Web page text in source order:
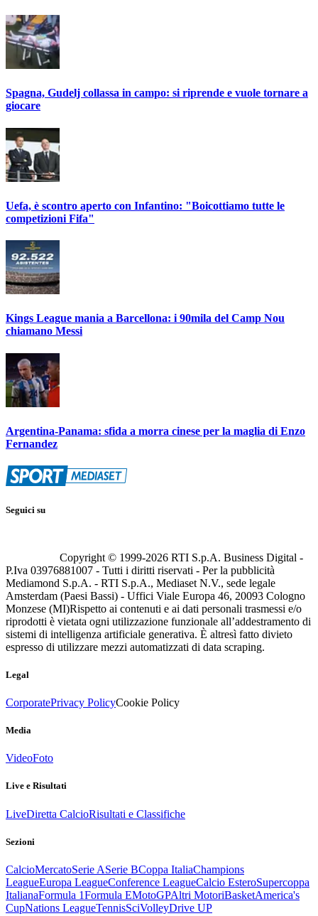
Spagna, Gudelj collassa in campo: si riprende e vuole tornare a
giocare
Uefa, è scontro aperto con Infantino: "Boicottiamo tutte le
competizioni Fifa"
Kings League mania a Barcellona: i 90mila del Camp Nou
chiamano Messi
Argentina-Panama: sfida a morra cinese per la maglia di Enzo
Fernandez
Seguici su
Copyright © 1999-2026 RTI S.p.A. Business Digital -
P.Iva 03976881007 - Tutti i diritti riservati - Per la pubblicità
Mediamond S.p.A. - RTI S.p.A., Mediaset N.V., sede legale
Amsterdam (Paesi Bassi) - Uffici Viale Europa 46, 20093 Cologno
Monzese (MI)Rispetto ai contenuti e ai dati personali trasmessi e/o
riprodotti è vietata ogni utilizzazione funzionale all’addestramento di
sistemi di intelligenza artificiale generativa. È altresì fatto divieto
espresso di utilizzare mezzi automatizzati di data scraping.
Legal
CorporatePrivacy PolicyCookie Policy
Media
VideoFoto
Live e Risultati
LiveDiretta CalcioRisultati e Classifiche
Sezioni
CalcioMercatoSerie ASerie BCoppa ItaliaChampions
LeagueEuropa LeagueConference LeagueCalcio EsteroSupercoppa
ItalianaFormula 1Formula EMotoGPAltri MotoriBasketAmerica's
CupNations LeagueTennisSciVolleyDrive UP